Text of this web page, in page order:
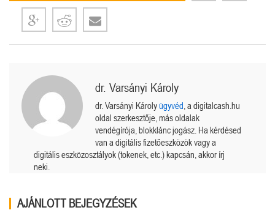
dr. Varsányi Károly
dr. Varsányi Károlyügyvéd , a digitalcash.hu
oldal szerkesztője, más oldalak
vendégírója, blokklánc jogász. Ha kérdésed
van a digitális fizetőeszközök vagy a
digitális eszközosztályok (tokenek, etc.) kapcsán, akkor írj
neki.
AJÁNLOTT BEJEGYZÉSEK